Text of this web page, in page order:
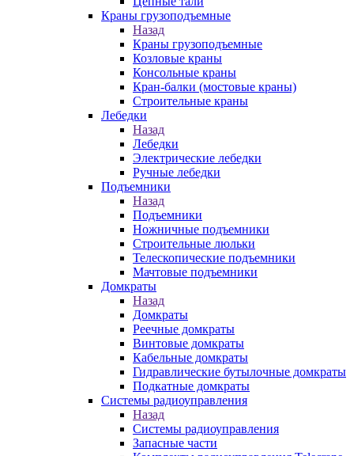
Краны грузоподъемные
Назад
Краны грузоподъемные
Козловые краны
Консольные краны
Кран-балки (мостовые краны)
Строительные краны
Лебедки
Назад
Лебедки
Электрические лебедки
Ручные лебедки
Подъемники
Назад
Подъемники
Ножничные подъемники
Строительные люльки
Телескопические подъемники
Мачтовые подъемники
Домкраты
Назад
Домкраты
Реечные домкраты
Винтовые домкраты
Кабельные домкраты
Гидравлические бутылочные домкраты
Подкатные домкраты
Системы радиоуправления
Назад
Системы радиоуправления
Запасные части